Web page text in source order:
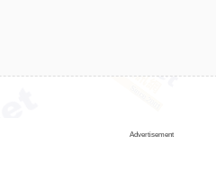
Advertisement